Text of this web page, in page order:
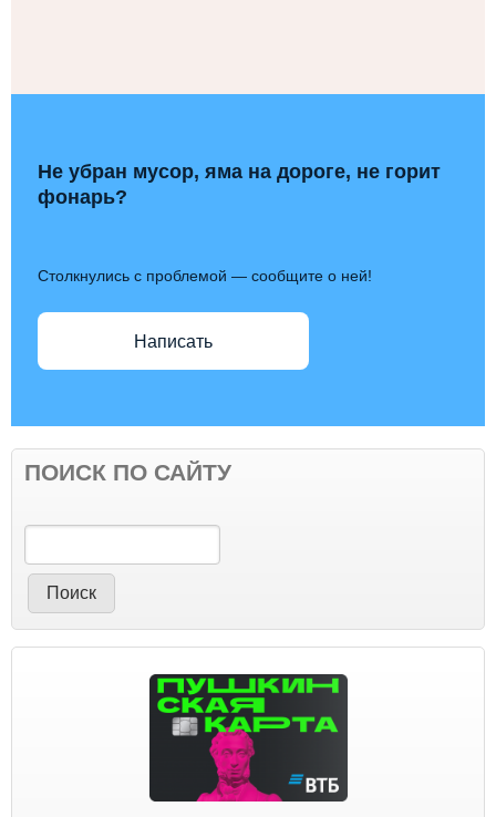
Не убран мусор, яма на дороге, не горит
фонарь?
Столкнулись с проблемой — сообщите о ней!
Написать
ПОИСК ПО САЙТУ
Поиск